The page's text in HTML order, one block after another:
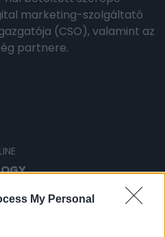
My Personal
marketing-szolgáltató
(CSO), valamint az
partnere.
and AI in advertising